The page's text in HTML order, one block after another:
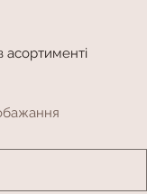
асортименті